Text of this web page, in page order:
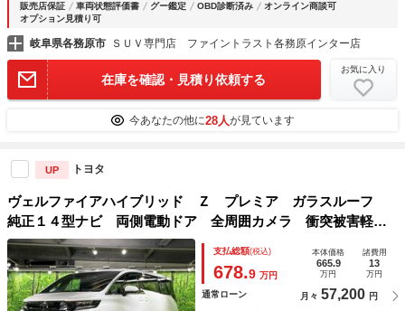
販売店保証 車両状態評価書 グー鑑定 OBD診断済み
オンライン商談可
オプション見積り可
岐阜県各務原市 ＳＵＶ専門店 ファイントラスト各務原インター店
在庫を確認・見積り依頼する
お気に入り
今あなたの他に28人が見ています
UP トヨタ
ヴェルファイアハイブリッド Ｚ プレミア ガラスルーフ
純正１４型ナビ 両側電動ドア 全周囲カメラ 衝突被害軽減
システム 電動リアゲート レザーシート 前席シートエアコ
ン リアシートエアコン 前後席パワーシート コーナーセン
サー
支払総額(税込)
678.9 万円
本体価格
665.9
万円
諸費用
13
万円
通常ローン 月々 57,200 円